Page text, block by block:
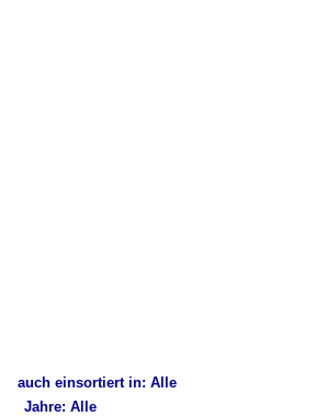
auch einsortiert in: Alle
Jahre: Alle